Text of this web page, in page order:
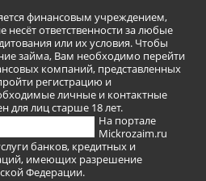
финансовым учреждением,
ответственности за любые
или их условия. Чтобы
займа, Вам необходимо перейти
компаний, представленных
регистрацию и
личные и контактные
для лиц старше 18 лет.
На портале
Mickrozaim.ru
банков, кредитных и
имеющих разрешение
Федерации.